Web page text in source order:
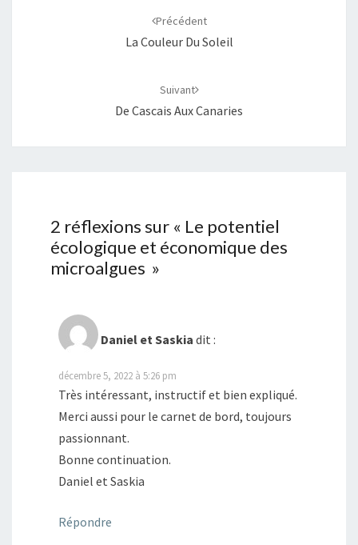
Précédent
La Couleur Du Soleil
Suivant
De Cascais Aux Canaries
2 réflexions sur « Le potentiel
écologique et économique des
microalgues »
Daniel et Saskia dit :
décembre 5, 2022 à 5:26 pm
Très intéressant, instructif et bien expliqué.
Merci aussi pour le carnet de bord, toujours
passionnant.
Bonne continuation.
Daniel et Saskia
Répondre